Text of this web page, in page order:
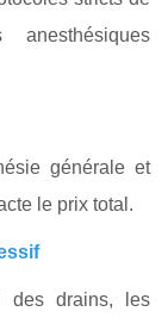
générale et
le prix total.
des drains, les